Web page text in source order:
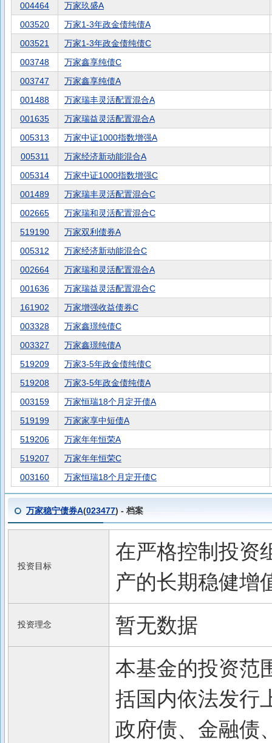
004464
万家玖盛A
003520
万家1-3年政金债纯债A
003521
万家1-3年政金债纯债C
003748
万家鑫享纯债C
003747
万家鑫享纯债A
001488
万家瑞丰灵活配置混合A
001635
万家瑞益灵活配置混合A
005313
万家中证1000指数增强A
005311
万家经济新动能混合A
005314
万家中证1000指数增强C
001489
万家瑞丰灵活配置混合C
002665
万家瑞和灵活配置混合C
519190
万家双利债券A
005312
万家经济新动能混合C
002664
万家瑞和灵活配置混合A
001636
万家瑞益灵活配置混合C
161902
万家增强收益债券C
003328
万家鑫璟纯债C
003327
万家鑫璟纯债A
519209
万家3-5年政金债纯债C
519208
万家3-5年政金债纯债A
003159
万家恒瑞18个月定开债A
519199
万家家享中短债A
519206
万家年年恒荣A
519207
万家年年恒荣C
003160
万家恒瑞18个月定开债C
万家稳宁债券A(023477) - 档案
投资目标
在严格控制投资
产的长期稳健增
投资理念 暂无数据
本基金的投资范
括国内依法发行
政府债、金融债